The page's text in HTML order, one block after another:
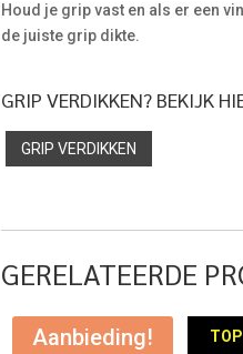
Houd je grip vast en als er een
de juiste grip dikte.
GRIP VERDIKKEN? BEKIJK
GRIP VERDIKKEN
GERELATEERDE
TOP
Aanbieding!